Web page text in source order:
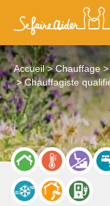
Accueil Chauffage
Chauffagiste